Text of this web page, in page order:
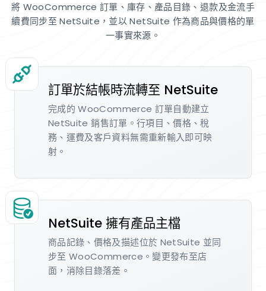
將 WooCommerce 訂單、庫存、產品目錄、退款及金流手
續費同步至 NetSuite，並以 NetSuite 作為商品與價格的單
一事實來源。
訂單於結帳時流轉至 NetSuite
完成的 WooCommerce 訂單自動建立
NetSuite 銷售訂單。行項目、價格、稅
務、運費及客戶資料無需重新輸入即可映
射。
NetSuite 擁有產品主檔
商品記錄、價格及描述位於 NetSuite 並同
步至 WooCommerce。變更發布至店
面，消除目錄落差。